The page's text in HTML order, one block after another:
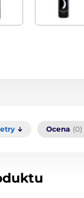
Ocena (0)